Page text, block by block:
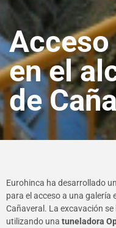
en el
de
Eurohinca ha desarrollado un
para el acceso a una galería
Cañaveral. La excavación
utilizando una tuneladora